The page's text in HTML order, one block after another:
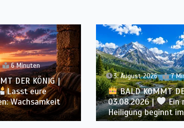
7 Minuten
DER KÖNIG |
Ein reines Herz:
im Inneren
2. August 2026 6
BALD KOMMT
02.08.2026 |
ähnlicher werden:
von innen heraus